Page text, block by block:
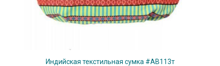
Индийская текстильная сумка #АВ113т